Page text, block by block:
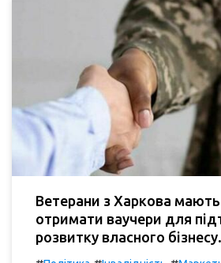
Ветерани з Харкова
отримати ваучери для
розвитку власного бізнесу.